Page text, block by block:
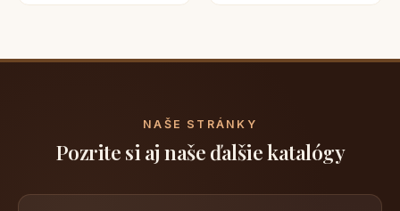
NAŠE STRÁNKY
Pozrite si aj naše ďalšie katalógy